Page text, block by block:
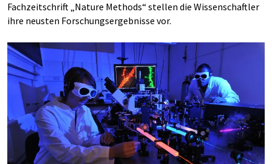
Fachzeitschrift „Nature Methods“ stellen die Wissenschaftler
ihre neusten Forschungsergebnisse vor.